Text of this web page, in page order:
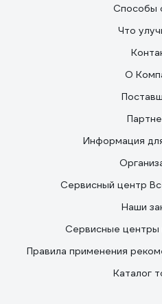
Способы
Что
О
Информация
Сервисный центр
Наши
Сервисные центры
Правила применения
Каталог